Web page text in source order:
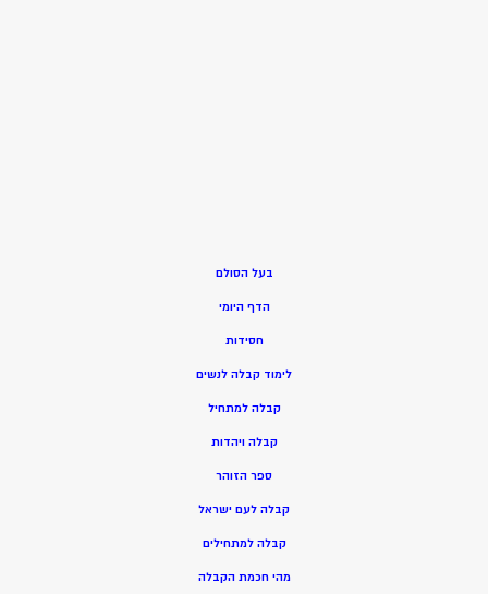
בעל הסולם
הדף היומי
חסידות
לימוד קבלה לנשים
קבלה למתחיל
קבלה ויהדות
ספר הזוהר
קבלה לעם ישראל
קבלה למתחילים
מהי חכמת הקבלה